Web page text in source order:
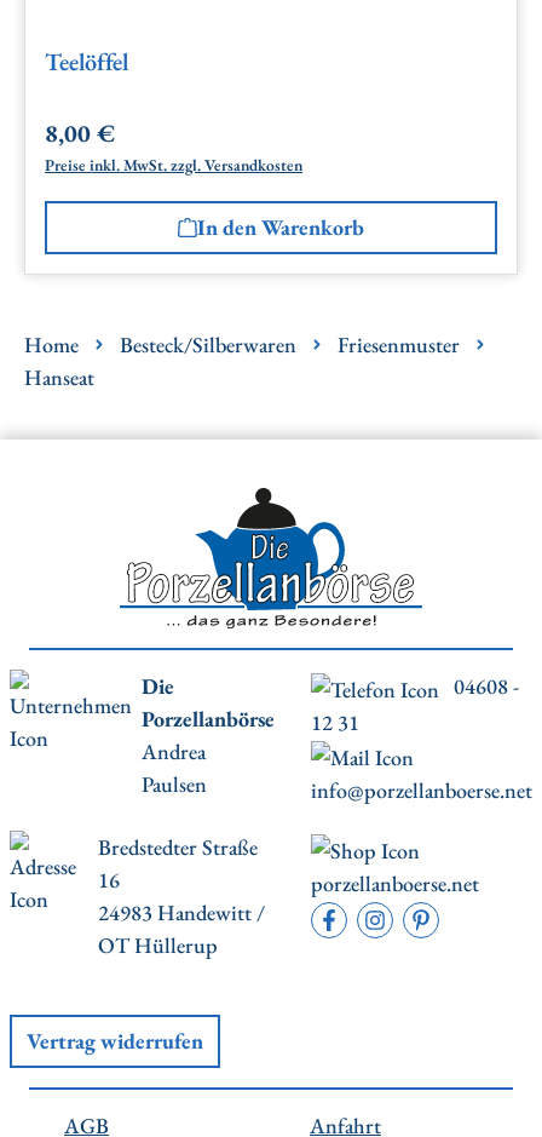
Teelöffel
Regulärer Preis:
8,00 €
Preise inkl. MwSt. zzgl. Versandkosten
In den Warenkorb
Home Besteck/Silberwaren
Friesenmuster
Hanseat
Die
Porzellanbörse
Andrea
Paulsen
04608 -
12 31
info@porzellanboerse.net
Bredstedter Straße
16
24983 Handewitt /
OT Hüllerup
porzellanboerse.net
Vertrag widerrufen
AGB Anfahrt